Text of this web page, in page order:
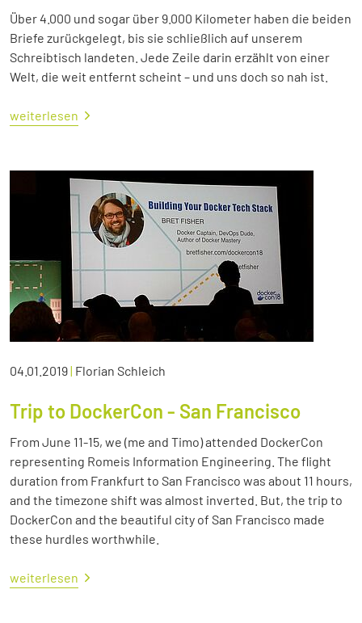
Über 4.000 und sogar über 9.000 Kilometer haben die beiden
Briefe zurückgelegt, bis sie schließlich auf unserem
Schreibtisch landeten. Jede Zeile darin erzählt von einer
Welt, die weit entfernt scheint – und uns doch so nah ist.
weiterlesen
04.01.2019| Florian Schleich
Trip to DockerCon - San Francisco
From June 11-15, we (me and Timo) attended DockerCon
representing Romeis Information Engineering. The flight
duration from Frankfurt to San Francisco was about 11 hours,
and the timezone shift was almost inverted. But, the trip to
DockerCon and the beautiful city of San Francisco made
these hurdles worthwhile.
weiterlesen